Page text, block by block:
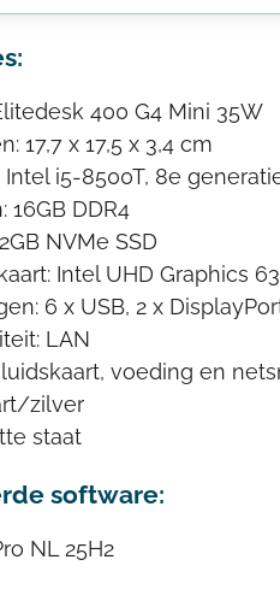
400 G4 Mini 35W
17,7 x 17,5 x 3,4 cm
Intel i5-8500T, 8e
16GB DDR4
NVMe SSD
Intel UHD Graphics
6 x USB, 2 x
LAN
voeding en
zilver
staat
software:
NL 25H2